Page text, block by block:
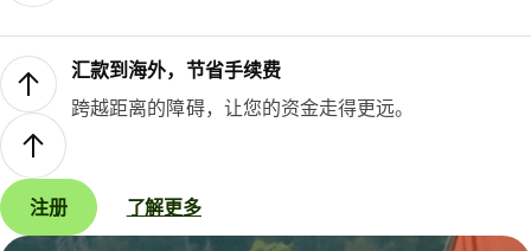
汇款到海外，节省手续费
跨越距离的障碍，让您的资金走得更远。
注册 了解更多